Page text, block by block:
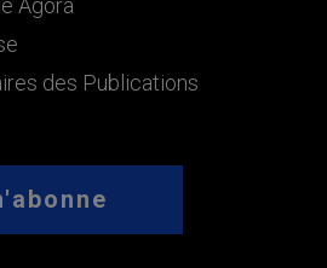
Agora
des Publications